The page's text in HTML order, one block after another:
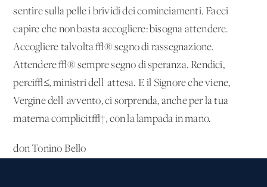
sentire sulla pelle i brividi dei cominciamenti. Facci
capire che non basta accogliere: bisogna attendere.
Accogliere talvolta √® segno di rassegnazione.
Attendere √® sempre segno di speranza. Rendici,
perci√≤, ministri dell' attesa. E il Signore che viene,
Vergine dell' avvento, ci sorprenda, anche per la tua
materna complicit√†, con la lampada in mano.
don Tonino Bello